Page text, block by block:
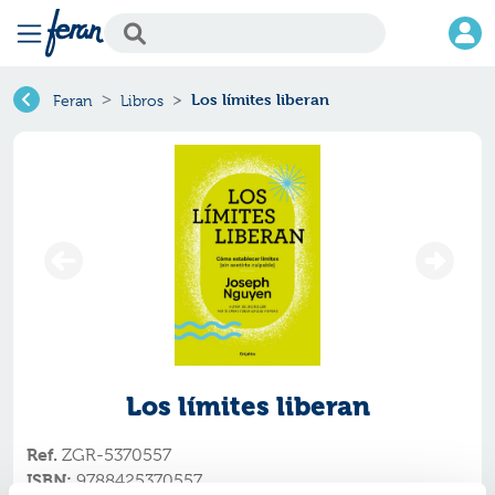
Feran Libros Los límites liberan
Los límites liberan
Ref. ZGR-5370557
ISBN: 9788425370557